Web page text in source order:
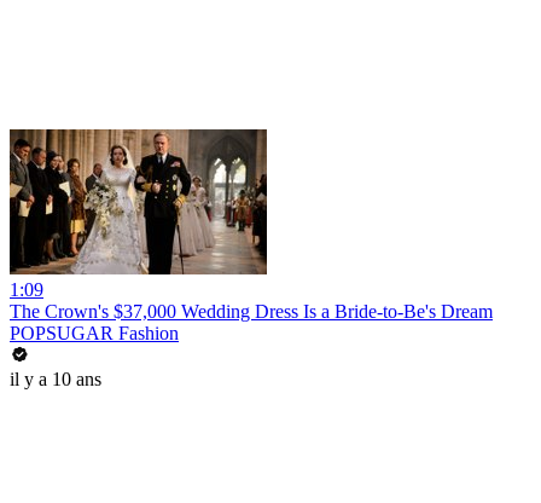
1:09
The Crown's $37,000 Wedding Dress Is a Bride-to-Be's Dream
POPSUGAR Fashion
il y a 10 ans